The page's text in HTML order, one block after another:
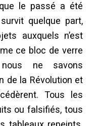
le passé a été
quelque part,
auxquels n’est
ce bloc de verre
ne savons
de la Révolution et
Tous les
ou falsifiés, tous